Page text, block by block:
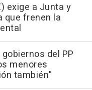
exige a Junta y
que frenen la
del PP
menores
también"